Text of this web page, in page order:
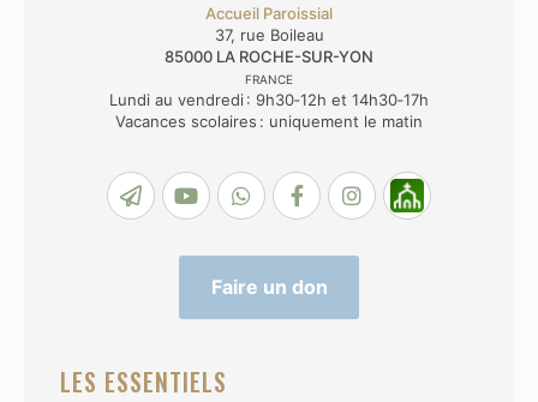
Accueil Paroissial
37, rue Boileau
85000 LA ROCHE-SUR-YON
FRANCE
Lundi au vendredi : 9h30‑12h et 14h30‑17h
Vacances scolaires : uniquement le matin
Faire un don
LES ESSENTIELS